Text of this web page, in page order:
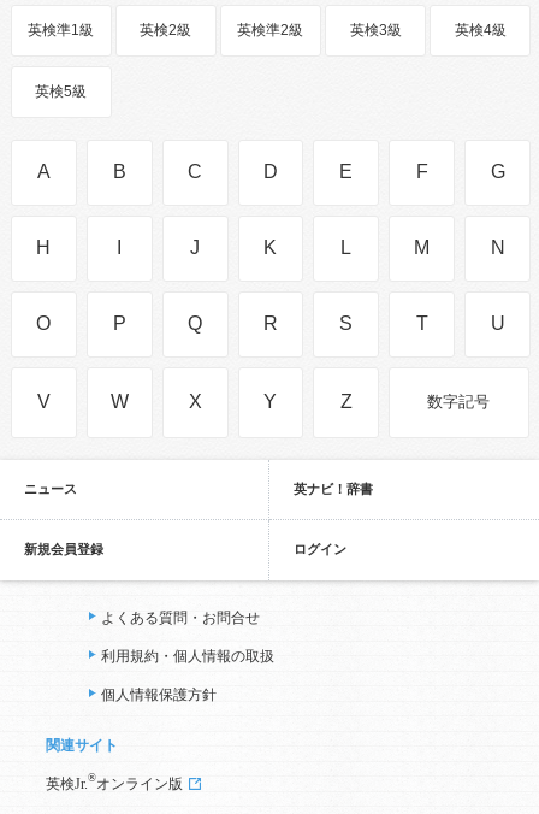
英検準1級 英検2級 英検準2級 英検3級 英検4級
英検5級
A B C D E F G
H J K L M N
O P Q R S T U
V W X Y Z 数字記号
ニュース 英ナビ！辞書
新規会員登録 ログイン
よくある質問・お問合せ
利用規約・個人情報の取扱
個人情報保護方針
関連サイト
英検Jr. ®オンライン版